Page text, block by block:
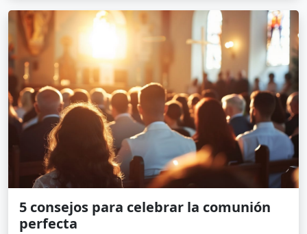
5 consejos para celebrar la comunión
perfecta